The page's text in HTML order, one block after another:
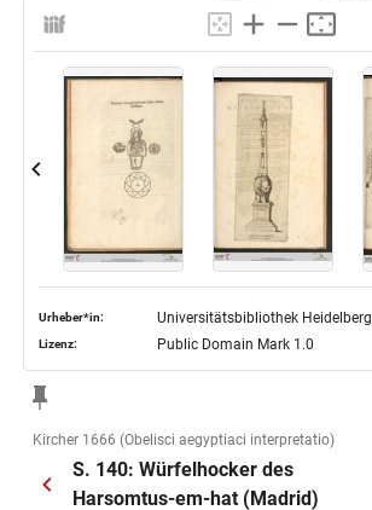
Urheber*in: Universitätsbibliothek Heidelberg
Lizenz: Public Domain Mark 1.0
Kircher 1666 (Obelisci aegyptiaci interpretatio)
S. 140: Würfelhocker des
Harsomtus-em-hat (Madrid)